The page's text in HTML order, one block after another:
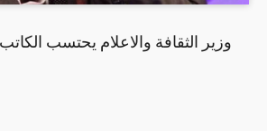
وزير الثقافة والاعلام يحتسب